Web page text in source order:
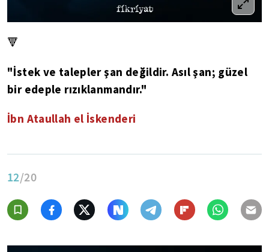
🔻
"İstek ve talepler şan değildir. Asıl şan; güzel
bir edeple rızıklanmandır."
İbn Ataullah el İskenderi
12/20